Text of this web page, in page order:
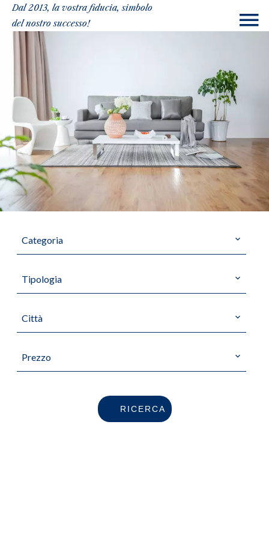
Dal 2013, la vostra fiducia, simbolo
del nostro successo!
Categoria
Tipologia
Città
Prezzo
RICERCA